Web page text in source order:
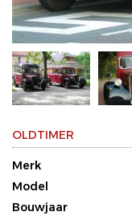
OLDTIMER
Merk
Model
Bouwjaar